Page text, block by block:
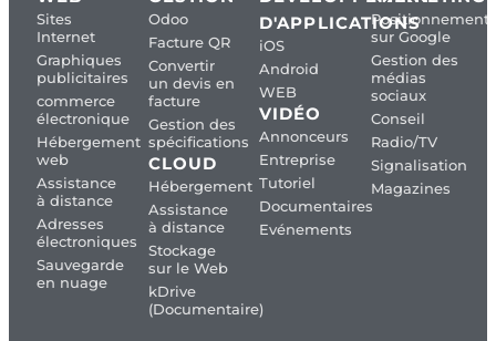
Sites
Internet
Graphiques
publicitaires
commerce
électronique
Hébergement
web
Assistance
à distance
Adresses
électroniques
Sauvegarde
en nuage
Odoo
Facture QR
Convertir
un devis en
facture
Gestion des
spécifications
CLOUD
Hébergement
Assistance
à distance
Stockage
sur le Web
kDrive
(Documentaire)
D'APPLICATIONS
iOS
Android
WEB
VIDÉO
Annonceurs
Entreprise
Tutoriel
Documentaires
Evénements
Positionnement
sur Google
Gestion des
médias
sociaux
Conseil
Radio/TV
Signalisation
Magazines